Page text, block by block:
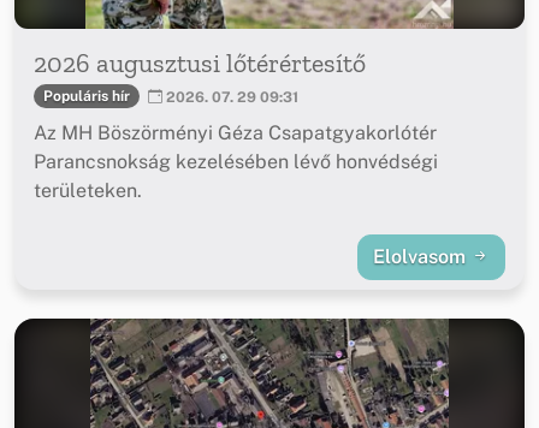
2026 augusztusi lőtérértesítő
Populáris hír 2026. 07. 29 09:31
Az MH Böszörményi Géza Csapatgyakorlótér
Parancsnokság kezelésében lévő honvédségi
területeken.
Elolvasom